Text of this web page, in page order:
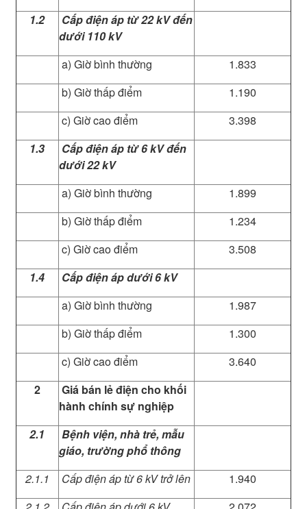
1.2
Cấp điện áp từ 22 kV đến
dưới 110 kV
a) Giờ bình thường
1.833
b) Giờ thấp điểm
1.190
c) Giờ cao điểm
3.398
1.3
Cấp điện áp từ 6 kV đến
dưới 22 kV
a) Giờ bình thường
1.899
b) Giờ thấp điểm
1.234
c) Giờ cao điểm
3.508
1.4
Cấp điện áp dưới 6 kV
a) Giờ bình thường
1.987
b) Giờ thấp điểm
1.300
c) Giờ cao điểm
3.640
2
Giá bán lẻ điện cho khối
hành chính sự nghiệp
2.1
Bệnh viện, nhà trẻ, mẫu
giáo, trường phổ thông
2.1.1
Cấp điện áp từ 6 kV trở lên
1.940